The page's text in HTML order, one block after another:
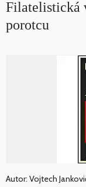
Filatelistická
porotcu
Autor: Vojtech